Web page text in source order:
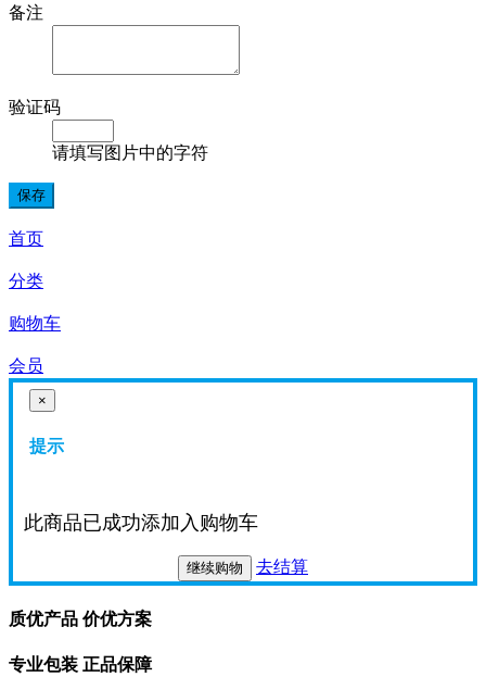
备注
验证码
请填写图片中的字符
首页
分类
购物车
会员
×
提示
此商品已成功添加入购物车
继续购物 去结算
质优产品 价优方案
专业包装 正品保障